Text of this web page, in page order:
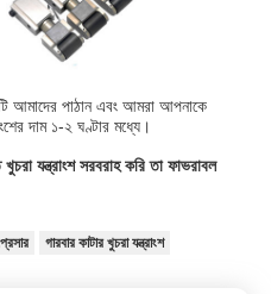
আমাদের পাঠান এবং আমরা আপনাকে
দাম ১-২ ঘণ্টার মধ্যে।
যন্ত্রাংশ সরবরাহ করি তা ফাভরাবল
গারবার কাটার খুচরা যন্ত্রাংশ